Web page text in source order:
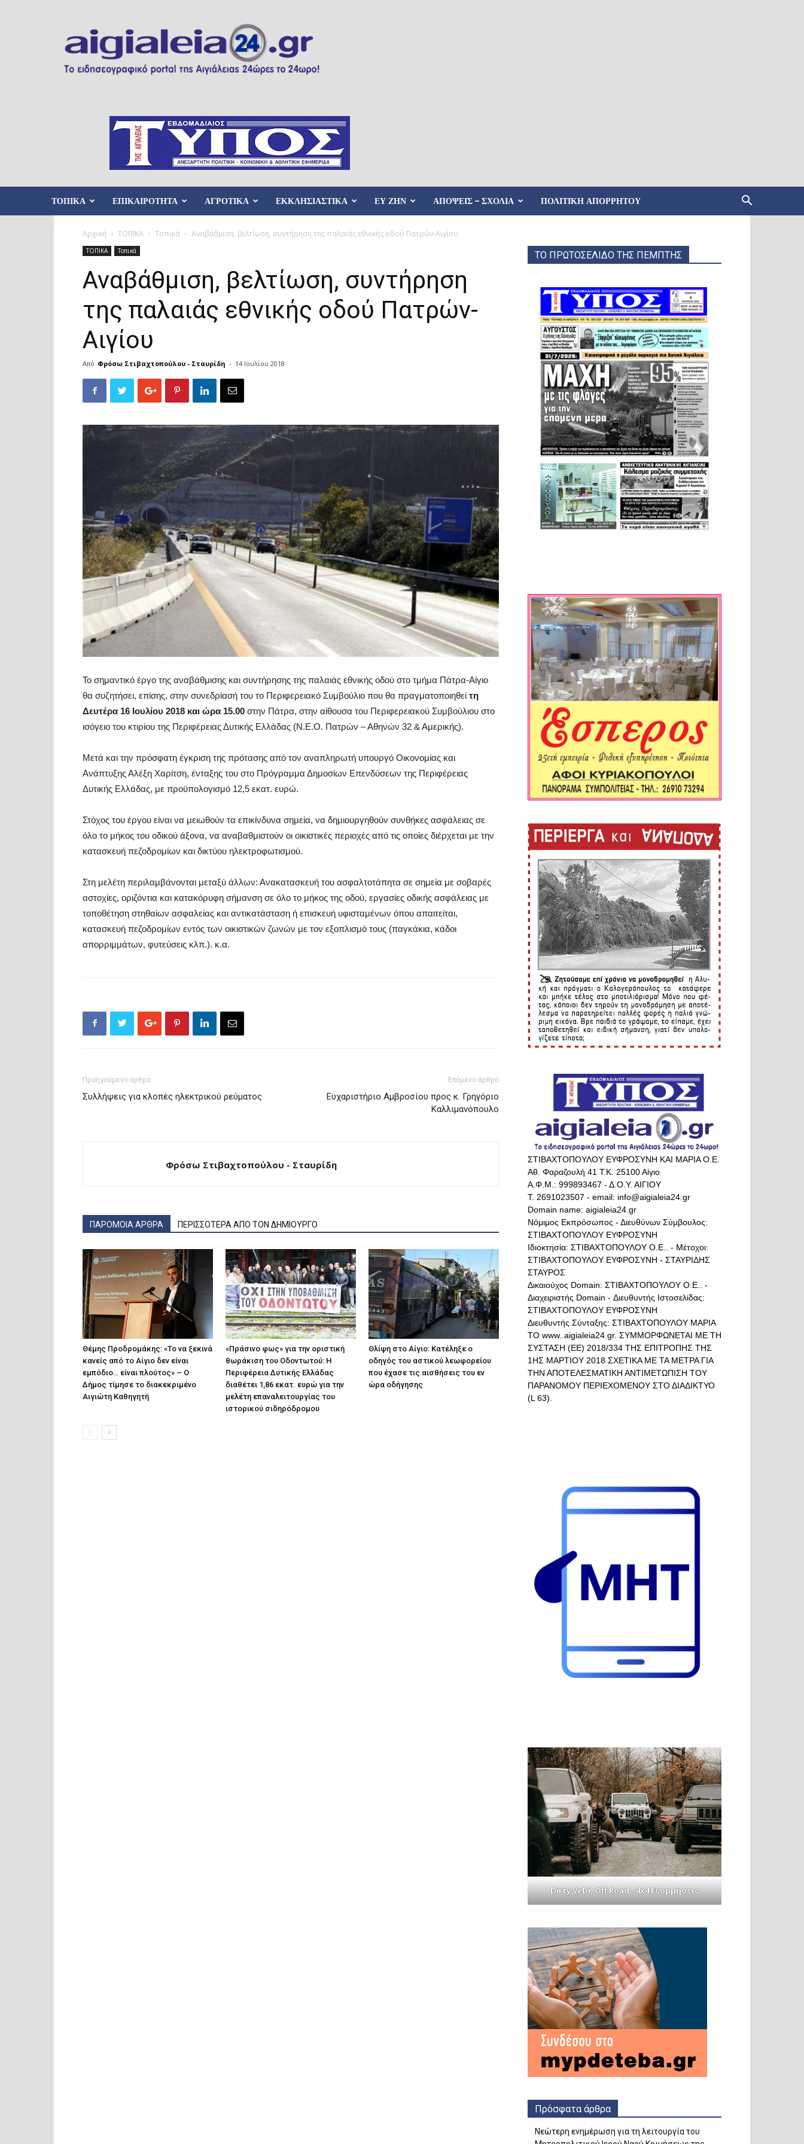
ΤΟΠΙΚΑ ΕΠΙΚΑΙΡΟΤΗΤΑ ΑΓΡΟΤΙΚΑ ΕΚΚΛΗΣΙΑΣΤΙΚΑ ΕΥ ΖΗΝ ΑΠΟΨΕΙΣ – ΣΧΟΛΙΑ ΠΟΛΙΤΙΚΉ ΑΠΟΡΡΉΤΟΥ
Αρχική ΤΟΠΙΚΑ Τοπικά Αναβάθμιση, βελτίωση, συντήρηση της παλαιάς εθνικής οδού Πατρών-Αιγίου
ΤΟΠΙΚΑ Τοπικά
Αναβάθμιση, βελτίωση, συντήρηση
της παλαιάς εθνικής οδού Πατρών-
Αιγίου
Από Φρόσω Στιβαχτοπούλου - Σταυρίδη - 14 Ιουλίου 2018
Το σημαντικό έργο της αναβάθμισης και συντήρησης της παλαιάς εθνικής οδού στο τμήμα Πάτρα-Αίγιο
θα συζητήσει, επίσης, στην συνεδρίασή του το Περιφερειακό Συμβούλιο που θα πραγματοποιηθεί τη
Δευτέρα 16 Ιουλίου 2018 και ώρα 15.00 στην Πάτρα, στην αίθουσα του Περιφερειακού Συμβούλιου στο
ισόγειο του κτιρίου της Περιφέρειας Δυτικής Ελλάδας (Ν.Ε.Ο. Πατρών – Αθηνών 32 & Αμερικής).
Μετά και την πρόσφατη έγκριση της πρότασης από τον αναπληρωτή υπουργό Οικονομίας και
Ανάπτυξης Αλέξη Χαρίτση, ένταξης του στο Πρόγραμμα Δημοσίων Επενδύσεων της Περιφέρειας
Δυτικής Ελλάδας, με προϋπολογισμό 12,5 εκατ. ευρώ.
Στόχος του έργου είναι να μειωθούν τα επικίνδυνα σημεία, να δημιουργηθούν συνθήκες ασφάλειας σε
όλο το μήκος του οδικού άξονα, να αναβαθμιστούν οι οικιστικές περιοχές από τις οποίες διέρχεται με την
κατασκευή πεζοδρομίων και δικτύου ηλεκτροφωτισμού.
Στη μελέτη περιλαμβάνονται μεταξύ άλλων: Ανακατασκευή του ασφαλτοτάπητα σε σημεία με σοβαρές
αστοχίες, οριζόντια και κατακόρυφη σήμανση σε όλο το μήκος της οδού, εργασίες οδικής ασφάλειας με
τοποθέτηση στηθαίων ασφαλείας και αντικατάσταση ή επισκευή υφισταμένων όπου απαιτείται,
κατασκευή πεζοδρομίων εντός των οικιστικών ζωνών με τον εξοπλισμό τους (παγκάκια, κάδοι
απορριμμάτων, φυτεύσεις κλπ.). κ.α.
Προηγούμενο άρθρο
Συλλήψεις για κλοπές ηλεκτρικού ρεύματος
Επόμενο άρθρο
Ευχαριστήριο Αμβροσίου προς κ. Γρηγόριο
Καλλιμανόπουλο
Φρόσω Στιβαχτοπούλου - Σταυρίδη
ΠΑΡΟΜΟΙΑ ΑΡΘΡΑ ΠΕΡΙΣΣΟΤΕΡΑ ΑΠΟ ΤΟΝ ΔΗΜΙΟΥΡΓΟ
Θέμης Προδρομάκης: «Το να ξεκινά
κανείς από το Αίγιο δεν είναι
εμπόδιο… είναι πλούτος» – O
Δήμος τίμησε το διακεκριμένο
Αιγιώτη Καθηγητή
«Πράσινο φως» για την οριστική
θωράκιση του Οδοντωτού: Η
Περιφέρεια Δυτικής Ελλάδας
διαθέτει 1,86 εκατ. ευρώ για την
μελέτη επαναλειτουργίας του
ιστορικού σιδηρόδρομου
Θλίψη στο Αίγιο: Κατέληξε ο
οδηγός του αστικού λεωφορείου
που έχασε τις αισθήσεις του εν
ώρα οδήγησης
ΤΟ ΠΡΩΤΟΣΕΛΙΔΟ ΤΗΣ ΠΕΜΠΤΗΣ
ΣΤΙΒΑΧΤΟΠΟΥΛΟΥ ΕΥΦΡΟΣΥΝΗ ΚΑΙ ΜΑΡΙΑ Ο.Ε.
Αθ. Φαραζουλή 41 Τ.Κ. 25100 Αίγιο
Α.Φ.Μ.: 999893467 - Δ.Ο.Υ. ΑΙΓΙΟΥ
Τ. 2691023507 - email: info@aigialeia24.gr
Domain name: aigialeia24.gr
Νόμιμος Εκπρόσωπος - Διευθύνων Σύμβουλος:
ΣΤΙΒΑΧΤΟΠΟΥΛΟΥ ΕΥΦΡΟΣΥΝΗ
Ιδιοκτησία: ΣΤΙΒΑΧΤΟΠΟΥΛΟΥ Ο.Ε.. - Μέτοχοι:
ΣΤΙΒΑΧΤΟΠΟΥΛΟΥ ΕΥΦΡΟΣΥΝΗ - ΣΤΑΥΡΙΔΗΣ
ΣΤΑΥΡΟΣ
Δικαιούχος Domain: ΣΤΙΒΑΧΤΟΠΟΥΛΟΥ Ο.Ε.. -
Διαχειριστής Domain - Διευθυντής Ιστοσελίδας:
ΣΤΙΒΑΧΤΟΠΟΥΛΟΥ ΕΥΦΡΟΣΥΝΗ
Διευθυντής Σύνταξης: ΣΤΙΒΑΧΤΟΠΟΥΛΟΥ ΜΑΡΙΑ
ΤΟ www..aigialeia24.gr. ΣΥΜΜΟΡΦΩΝΕΤΑΙ ΜΕ ΤΗ
ΣΥΣΤΑΣΗ (ΕΕ) 2018/334 ΤΗΣ ΕΠΙΤΡΟΠΗΣ ΤΗΣ
1ΗΣ ΜΑΡΤΙΟΥ 2018 ΣΧΕΤΙΚΑ ΜΕ ΤΑ ΜΕΤΡΑ ΓΙΑ
ΤΗΝ ΑΠΟΤΕΛΕΣΜΑΤΙΚΗ ΑΝΤΙΜΕΤΩΠΙΣΗ ΤΟΥ
ΠΑΡΑΝΟΜΟΥ ΠΕΡΙΕΧΟΜΕΝΟΥ ΣΤΟ ΔΙΑΔΙΚΤΥΟ
(L 63).
Dirty VeDi, Off Road - 4x4 Εξορμήσεις
Πρόσφατα άρθρα
Νεώτερη ενημέρωση για τη λειτουργία του